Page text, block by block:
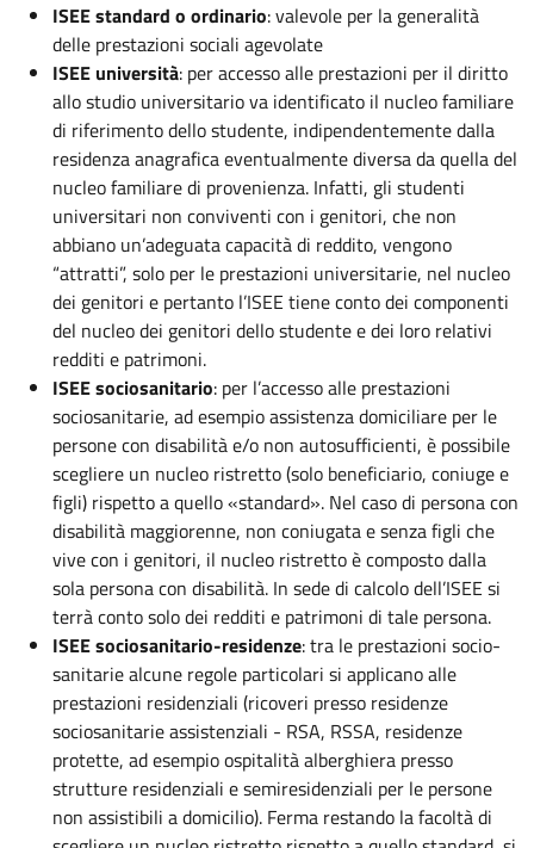
ISEE standard o ordinario: valevole per la generalità
delle prestazioni sociali agevolate
ISEE università: per accesso alle prestazioni per il diritto
allo studio universitario va identificato il nucleo familiare
di riferimento dello studente, indipendentemente dalla
residenza anagrafica eventualmente diversa da quella del
nucleo familiare di provenienza. Infatti, gli studenti
universitari non conviventi con i genitori, che non
abbiano un’adeguata capacità di reddito, vengono
“attratti”, solo per le prestazioni universitarie, nel nucleo
dei genitori e pertanto l’ISEE tiene conto dei componenti
del nucleo dei genitori dello studente e dei loro relativi
redditi e patrimoni.
ISEE sociosanitario: per l’accesso alle prestazioni
sociosanitarie, ad esempio assistenza domiciliare per le
persone con disabilità e/o non autosufficienti, è possibile
scegliere un nucleo ristretto (solo beneficiario, coniuge e
figli) rispetto a quello «standard». Nel caso di persona con
disabilità maggiorenne, non coniugata e senza figli che
vive con i genitori, il nucleo ristretto è composto dalla
sola persona con disabilità. In sede di calcolo dell’ISEE si
terrà conto solo dei redditi e patrimoni di tale persona.
ISEE sociosanitario-residenze: tra le prestazioni socio-
sanitarie alcune regole particolari si applicano alle
prestazioni residenziali (ricoveri presso residenze
sociosanitarie assistenziali - RSA, RSSA, residenze
protette, ad esempio ospitalità alberghiera presso
strutture residenziali e semiresidenziali per le persone
non assistibili a domicilio). Ferma restando la facoltà di